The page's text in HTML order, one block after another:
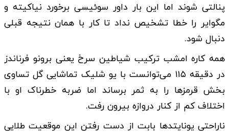
پنالتی شوند اما این بار داور سوئیسی برخورد نیاکیته و
مگوایر را خطا تشخیص نداد تا کار با همان نتیجه قبلی
دنبال شود.
همه کاره امشب ترکیب شیاطین سرخ یعنی برونو فرناندز
در دقیقه ۱۱۵ می‌توانست با یو شلیک تماشایی گل تساوی
بخش قرمزها را به ثمر برساند اما ضربه خطرناک او با
اختلاف کم از کنار دروازه بیرون رفت.
ناراحتی یونایتد‌ها بابت از دست رفتن این موقعیت طلایی